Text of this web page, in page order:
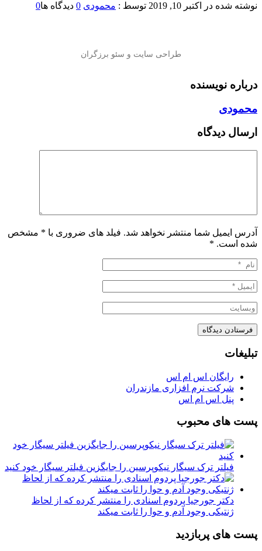
نوشته شده در اکتبر 10, 2019 توسط : محمودی 0 دیدگاه ها0
درباره نویسنده
محمودی
ارسال دیدگاه
آدرس ایمیل شما منتشر نخواهد شد. فیلد های ضروری با * مشخص
شده است. *
تبلیغات
رایگان اس ام اس
شرکت نرم افزاری مازندران
پنل اس ام اس
پست های محبوب
فیلتر ترک سیگار نیکوپرسین را جایگزین فیلتر سیگار خود کنید
دکتر جورجیا پردوم اسنادی را منتشر کرده که از لحاظ
ژنتیکی وجود آدم و حوا را ثابت میکند
پست های پربازدید